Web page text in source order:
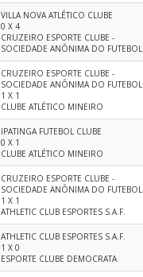
VILLA NOVA ATLÉTICO CLUBE
0 X 4
CRUZEIRO ESPORTE CLUBE -
SOCIEDADE ANÔNIMA DO FUTEBOL
CRUZEIRO ESPORTE CLUBE -
SOCIEDADE ANÔNIMA DO FUTEBOL
1 X 1
CLUBE ATLÉTICO MINEIRO
IPATINGA FUTEBOL CLUBE
0 X 1
CLUBE ATLÉTICO MINEIRO
CRUZEIRO ESPORTE CLUBE -
SOCIEDADE ANÔNIMA DO FUTEBOL
1 X 1
ATHLETIC CLUB ESPORTES S.A.F.
ATHLETIC CLUB ESPORTES S.A.F.
1 X 0
ESPORTE CLUBE DEMOCRATA